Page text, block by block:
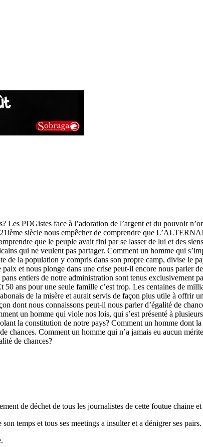
Les PDGistes face à l’adoration de l’argent et du pouvoir
siècle nous empêcher de comprendre que
que le peuple avait fini par se lasser de lui et des
qui ne veulent pas partager. Comment un homme qui
de la population y compris dans son propre camp, divise le
paix et nous plonge dans une crise peut-il encore nous
entiers de notre administration sont tenus exclusivement
ans pour une seule famille c’est trop. Les centaines de
de la misère et aurait servis de façon plus utile à
dont nous connaissons peut-il nous parler d’égalité de
un homme qui viole nos lois, qui s’est présenté à
la constitution de notre pays? Comment un homme dont
chances. Comment un homme qui n’a jamais eu aucun
de chances?
de déchet de tous les journalistes de cette foutue chaine
temps et tous ses meetings a insulter et a dénigrer ses pairs.